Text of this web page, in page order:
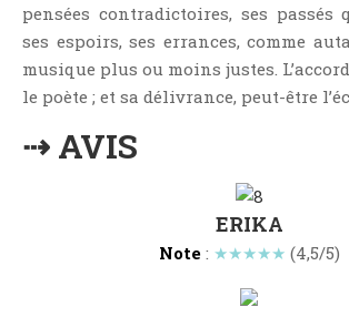
Littérature Classique
Littérature Contemporaine
Littérature Étrangère
Littérature Gay
pensées contradictoires, ses
ses espoirs, ses errances, comme
musique plus ou moins justes.
le poète ; et sa délivrance, peut-être
⇢ AVIS
ERIKA
Note: ★★★★★ (4,5/5)